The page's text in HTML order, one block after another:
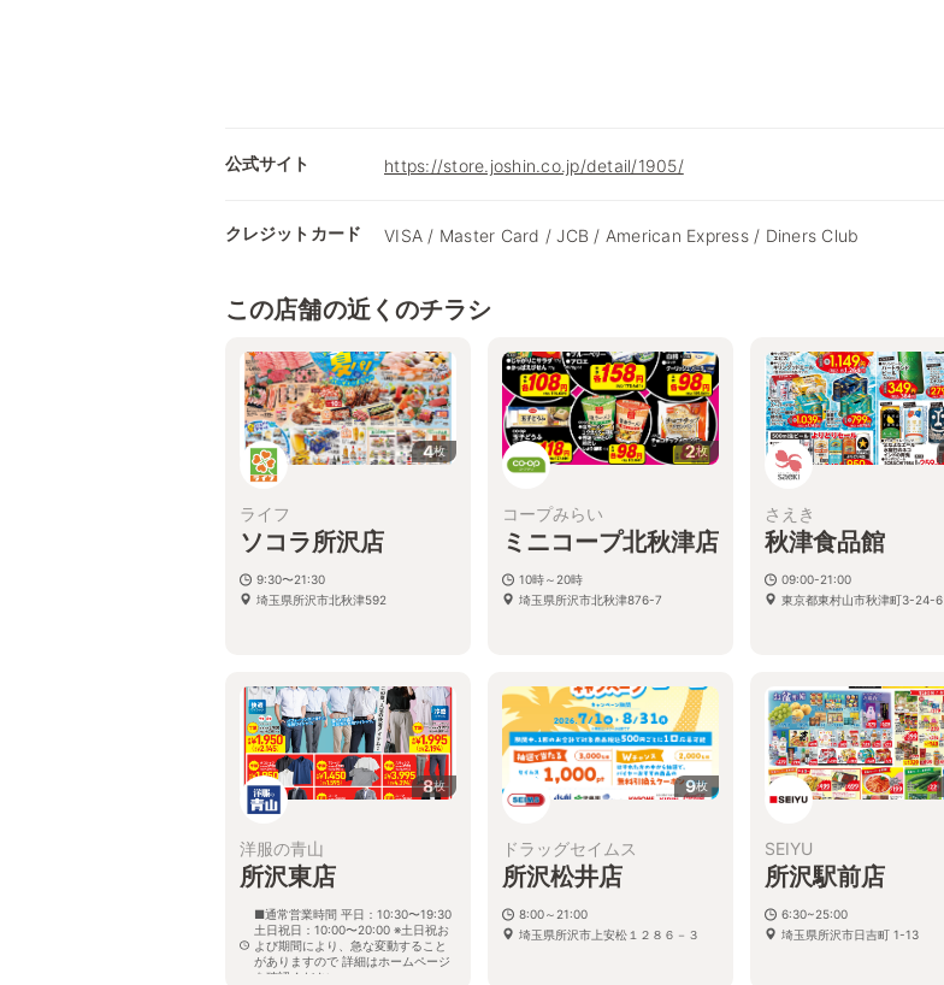
公式サイト https://store.joshin.co.jp/detail/1905/
クレジットカード VISA / Master Card / JCB / American Express / Diners Club
この店舗の近くのチラシ
4枚
ライフ
ソコラ所沢店
9:30〜21:30
埼玉県所沢市北秋津592
2枚
コープみらい
ミニコープ北秋津店
10時～20時
埼玉県所沢市北秋津876-7
さえき
秋津食品館
09:00-21:00
東京都東村山市秋津町3-24-6
8枚
洋服の青山
所沢東店
■通常営業時間 平日：10:30〜19:30
土日祝日：10:00〜20:00 ※土日祝お
よび期間により、急な変動すること
がありますので 詳細はホームページ
を確認ください
9枚
ドラッグセイムス
所沢松井店
8:00～21:00
埼玉県所沢市上安松１２８６－３
SEIYU
所沢駅前店
6:30~25:00
埼玉県所沢市日吉町 1-13